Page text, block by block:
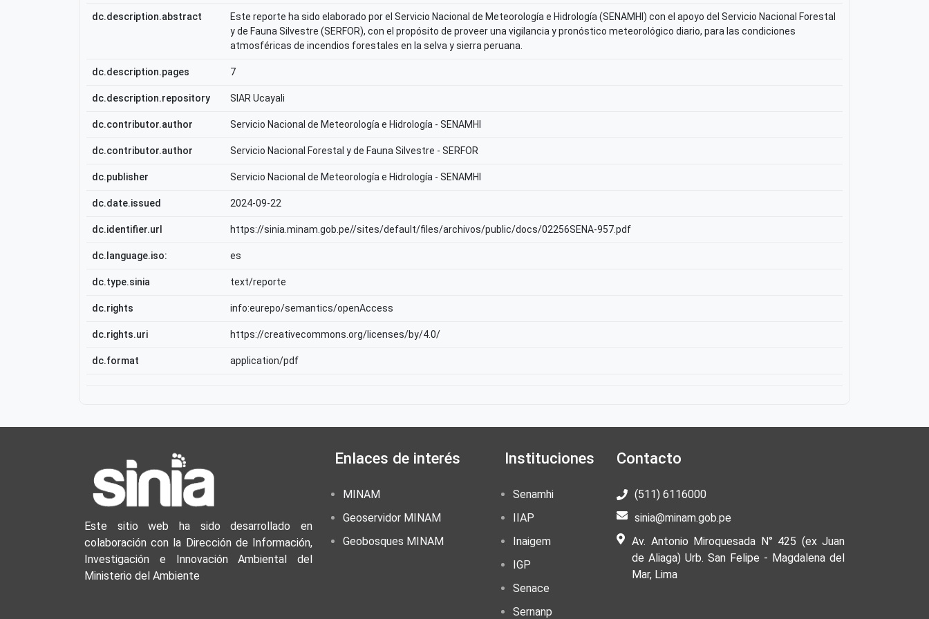
dc.description.abstract
Este reporte ha sido elaborado por el Servicio Nacional de Meteorología e Hidrología (SENAMHI) con el apoyo del Servicio Nacional Forestal
y de Fauna Silvestre (SERFOR), con el propósito de proveer una vigilancia y pronóstico meteorológico diario, para las condiciones
atmosféricas de incendios forestales en la selva y sierra peruana.
dc.description.pages 7
dc.description.repository SIAR Ucayali
dc.contributor.author Servicio Nacional de Meteorología e Hidrología - SENAMHI
dc.contributor.author Servicio Nacional Forestal y de Fauna Silvestre - SERFOR
dc.publisher Servicio Nacional de Meteorología e Hidrología - SENAMHI
dc.date.issued 2024-09-22
dc.identifier.url https://sinia.minam.gob.pe//sites/default/files/archivos/public/docs/02256SENA-957.pdf
dc.language.iso: es
dc.type.sinia text/reporte
dc.rights info:eurepo/semantics/openAccess
dc.rights.uri https://creativecommons.org/licenses/by/4.0/
dc.format application/pdf
Este sitio web ha sido desarrollado en
colaboración con la Dirección de Información,
Investigación e Innovación Ambiental del
Ministerio del Ambiente
Enlaces de interés
MINAM
Geoservidor MINAM
Geobosques MINAM
Instituciones
Senamhi
IIAP
Inaigem
IGP
Senace
Sernanp
Contacto
(511) 6116000
sinia@minam.gob.pe
Av. Antonio Miroquesada N° 425 (ex Juan
de Aliaga) Urb. San Felipe - Magdalena del
Mar, Lima